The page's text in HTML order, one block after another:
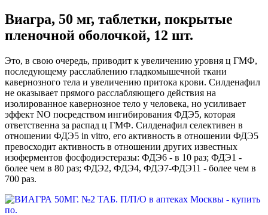
Виагра, 50 мг, таблетки, покрытые
пленочной оболочкой, 12 шт.
Это, в свою очередь, приводит к увеличению уровня ц ГМФ,
последующему расслаблению гладкомышечной ткани
кавернозного тела и увеличению притока крови. Силденафил
не оказывает прямого расслабляющего действия на
изолированное кавернозное тело у человека, но усиливает
эффект NO посредством ингибирования ФДЭ5, которая
ответственна за распад ц ГМФ. Силденафил селективен в
отношении ФДЭ5 in vitro, его активность в отношении ФДЭ5
превосходит активность в отношении других известных
изоферментов фосфодиэстеразы: ФДЭ6 - в 10 раз; ФДЭ1 -
более чем в 80 раз; ФДЭ2, ФДЭ4, ФДЭ7-ФДЭ11 - более чем в
700 раз.